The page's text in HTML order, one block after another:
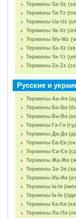
Термины Sa-Sz
Термины Ta-Tz
Термины Ua-Uz
Термины Va-Vz
Термины Wa-Wz
Термины Xa-Xz
Термины Ya-Yz
Термины Za-Zz
Русские и
Термины Аа-Ая
Термины Ба-Бя
Термины Ва-Вя
Термины Га-Гя
Термины Да-Дя
Термины Еа-Ея
Термины Єа-Єя
Термины Жа-Жя
Термины За-Зя
Термины Иа-Ия
Термины Іа-Ія
Термины Їа-Їя
Термины Ка-Кя
Термины Ла-Ля